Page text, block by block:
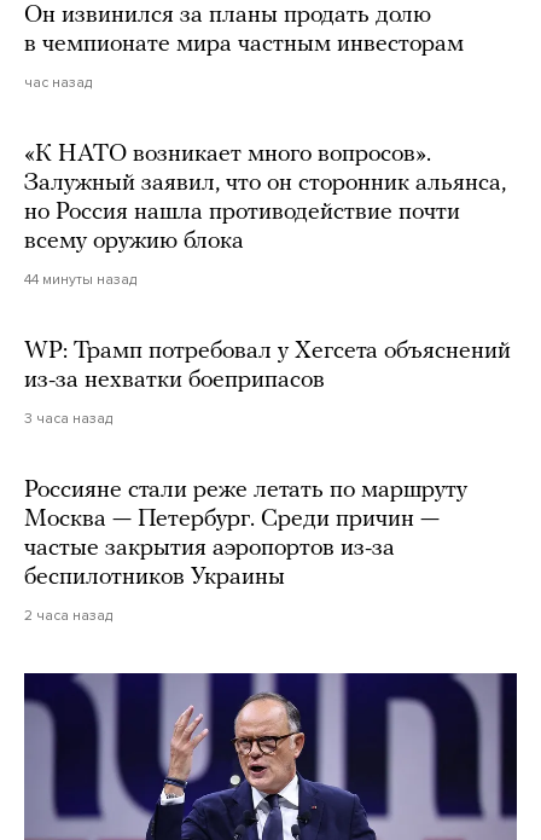
Он извинился за планы продать долю
в чемпионате мира частным инвесторам
час назад
«К НАТО возникает много вопросов».
Залужный заявил, что он сторонник альянса,
но Россия нашла противодействие почти
всему оружию блока
44 минуты назад
WP: Трамп потребовал у Хегсета объяснений
из-за нехватки боеприпасов
3 часа назад
Россияне стали реже летать по маршруту
Москва — Петербург. Среди причин —
частые закрытия аэропортов из-за
беспилотников Украины
2 часа назад